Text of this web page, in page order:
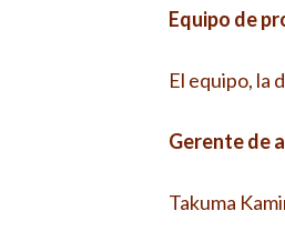
Equipo de
El equipo, la
Gerente de
Takuma